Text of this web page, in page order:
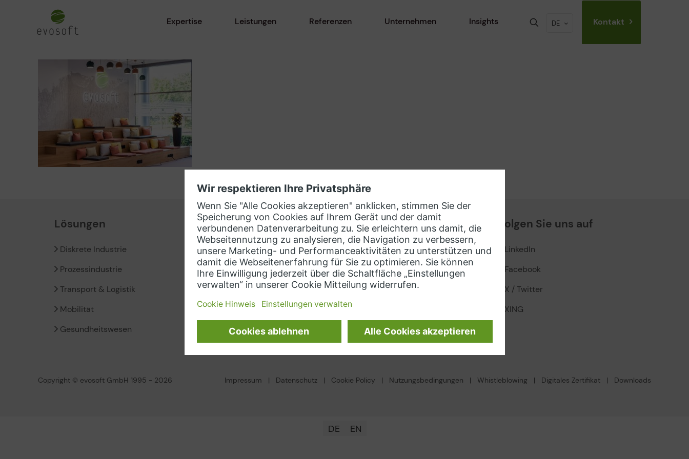
Expertise Leistungen Referenzen Unternehmen Insights DE Kontakt
Lösungen
Diskrete Industrie
Prozessindustrie
Transport & Logistik
Mobilität
Gesundheitswesen
Partner-Ökosystem
Siemens
Insights Hub (MindSphere)
Microsoft Azure
Amazon Web Services
evosoft Kontakt
Kontaktieren Sie uns
Sprache auswählen
Folgen Sie uns auf
LinkedIn
Facebook
X / Twitter
XING
Copyright © evosoft GmbH 1995 - 2026 Impressum | Datenschutz | Cookie Policy | Nutzungsbedingungen | Whistleblowing | Digitales Zertifikat | Downloads
DE EN